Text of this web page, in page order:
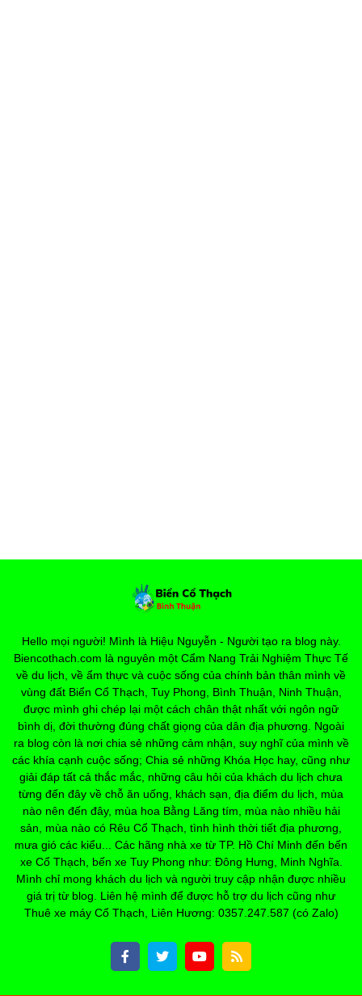
Hello mọi người! Mình là Hiệu Nguyễn - Người tạo ra blog này.
Biencothach.com là nguyên một Cẩm Nang Trải Nghiệm Thực Tế
về du lịch, về ẩm thực và cuộc sống của chính bản thân mình về
vùng đất Biển Cổ Thạch, Tuy Phong, Bình Thuận, Ninh Thuận,
được mình ghi chép lại một cách chân thật nhất với ngôn ngữ
bình dị, đời thường đúng chất giọng của dân địa phương. Ngoài
ra blog còn là nơi chia sẻ những cảm nhận, suy nghĩ của mình về
các khía cạnh cuộc sống; Chia sẻ những Khóa Học hay, cũng như
giải đáp tất cả thắc mắc, những câu hỏi của khách du lịch chưa
từng đến đây về chỗ ăn uống, khách sạn, địa điểm du lịch, mùa
nào nên đến đây, mùa hoa Bằng Lăng tím, mùa nào nhiều hải
sản, mùa nào có Rêu Cổ Thạch, tình hình thời tiết địa phương,
mưa gió các kiểu... Các hãng nhà xe từ TP. Hồ Chí Minh đến bến
xe Cổ Thạch, bến xe Tuy Phong như: Đông Hưng, Minh Nghĩa.
Mình chỉ mong khách du lịch và người truy cập nhận được nhiều
giá trị từ blog. Liên hệ mình để được hỗ trợ du lịch cũng như
Thuê xe máy Cổ Thạch, Liên Hương: 0357.247.587 (có Zalo)